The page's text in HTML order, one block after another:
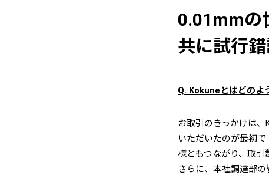
0.01mm
共に試行
Q. Kokuneとはどのよ
お取引のきっかけは
いただいたのが最初
様ともつながり、取引
さらに、本社調達部